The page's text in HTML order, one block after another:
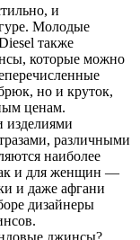
и
Молодые
также
которые можно
но и круток,
ценам.
различными
наиболее
и для женщин —
и даже афгани
дизайнеры
джинсы?